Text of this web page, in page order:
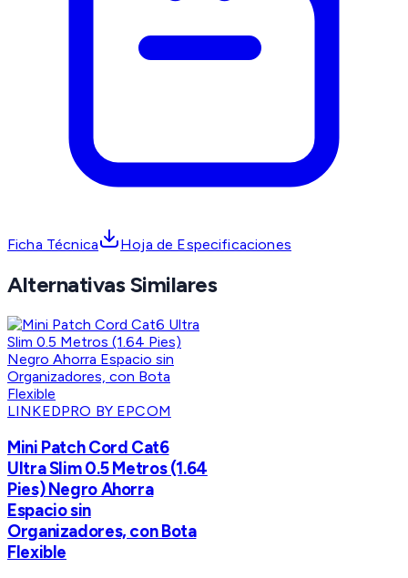
Ficha Técnica Hoja de Especificaciones
Alternativas Similares
LINKEDPRO BY EPCOM
Mini Patch Cord Cat6
Ultra Slim 0.5 Metros (1.64
Pies) Negro Ahorra
Espacio sin
Organizadores, con Bota
Flexible